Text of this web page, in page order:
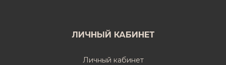
ЛИЧНЫЙ КАБИНЕТ
Личный кабинет